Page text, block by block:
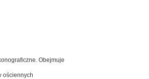
Obejmuje
ościennych